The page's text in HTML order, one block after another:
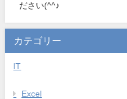
ださい(^^♪
カテゴリー
IT
Excel